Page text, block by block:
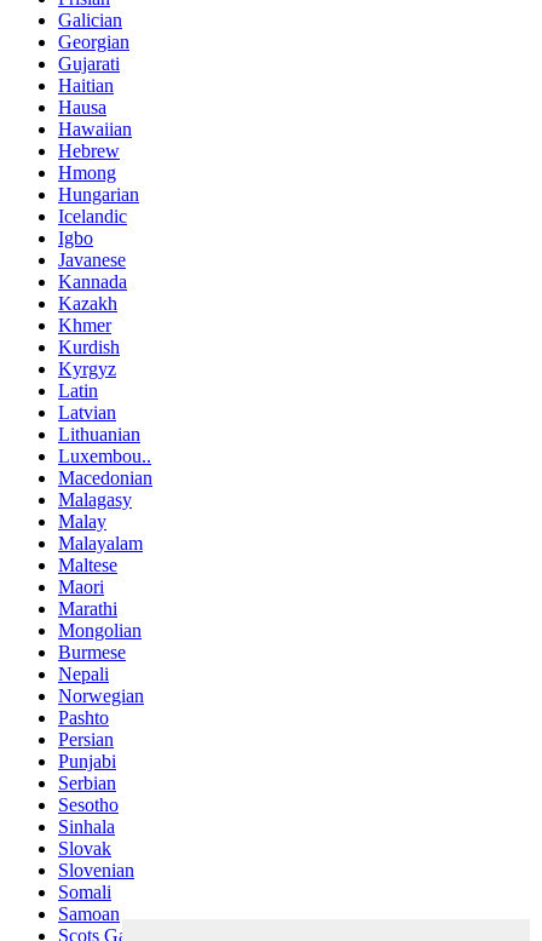
Galician
Georgian
Gujarati
Haitian
Hausa
Hawaiian
Hebrew
Hmong
Hungarian
Icelandic
Igbo
Javanese
Kannada
Kazakh
Khmer
Kurdish
Kyrgyz
Latin
Latvian
Lithuanian
Luxembou..
Macedonian
Malagasy
Malay
Malayalam
Maltese
Maori
Marathi
Mongolian
Burmese
Nepali
Norwegian
Pashto
Persian
Punjabi
Serbian
Sesotho
Sinhala
Slovak
Slovenian
Somali
Samoan
Scots Gaelic